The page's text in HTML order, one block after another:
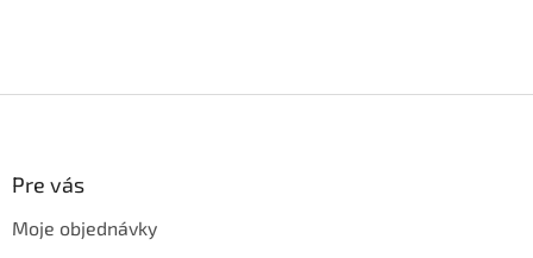
Pre vás
Moje objednávky